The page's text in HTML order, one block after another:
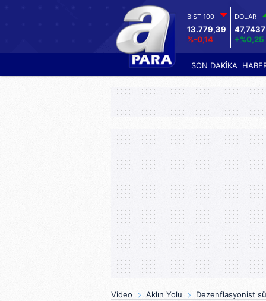
BIST 100
13.779,39
%-0,14
DOLAR
47,7437
+%0,25
SON DAKİKA
Video Aklın Yolu Dezenflasyonist